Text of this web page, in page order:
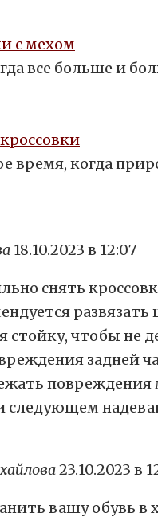
с мехом
все больше и
время, когда
18.10.2023 в 12:07
снять
чтобы не
задней
повреждения
следующем
23.10.2023 в
вашу обувь